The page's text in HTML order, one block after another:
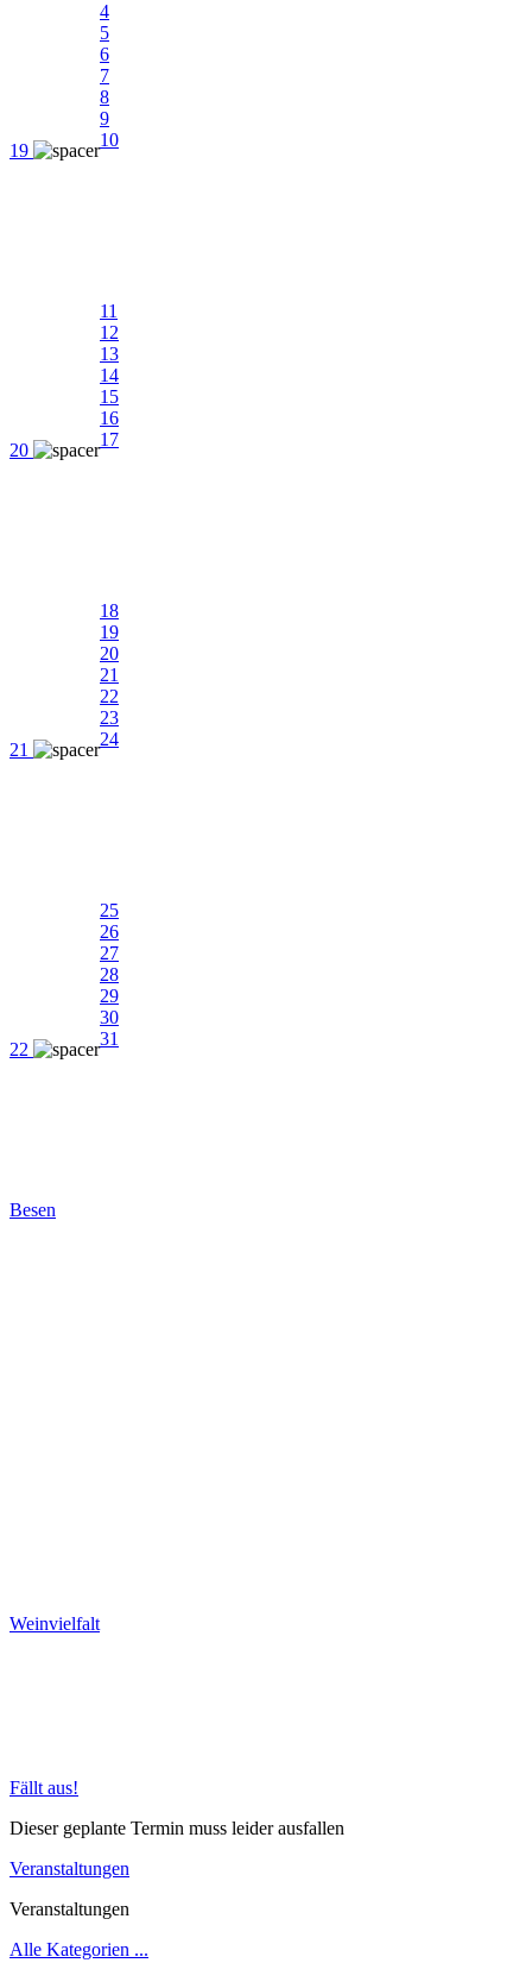
19
4
5
6
7
8
9
10
20
11
12
13
14
15
16
17
21
18
19
20
21
22
23
24
22
25
26
27
28
29
30
31
Besen
Weinvielfalt
Fällt aus!
Dieser geplante Termin muss leider ausfallen
Veranstaltungen
Veranstaltungen
Alle Kategorien ...